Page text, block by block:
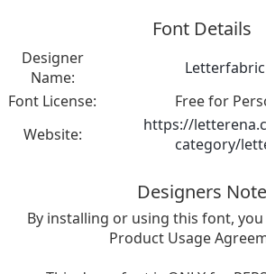
Font Details
Designer
Name:
Font License:
Free for
Website:
https://
category/
Designers Note
By installing or using this font,
Product Usage